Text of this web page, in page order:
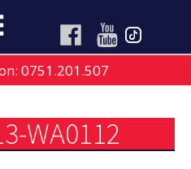
0751.201.507
WA0112